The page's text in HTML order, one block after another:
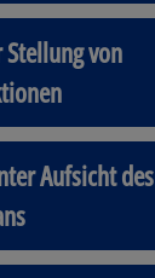
von
Aufsicht des